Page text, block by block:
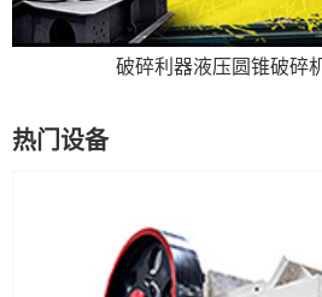
破碎利器液压圆锥破碎
热门设备